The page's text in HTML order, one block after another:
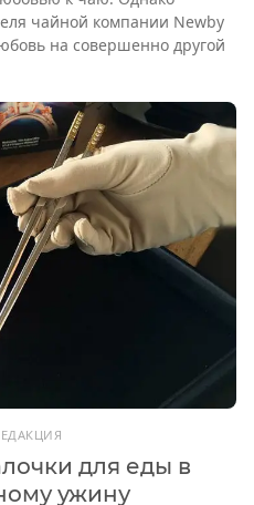
чайной компании Newby
на совершенно другой
для еды в
ужину